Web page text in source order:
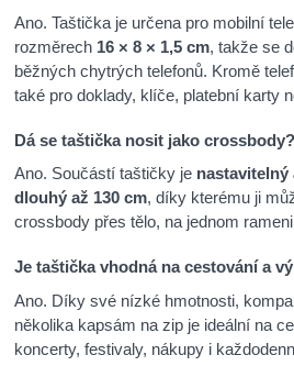
Ano. Taštička je určena pro mobilní
rozměrech 16 × 8 × 1,5 cm, takže se
běžných chytrých telefonů. Kromě
také pro doklady, klíče, platební karty
Dá se taštička nosit jako crossbody?
Ano. Součástí taštičky je nastavitelný
dlouhý až 130 cm, díky kterému ji
crossbody přes tělo, na jednom
Je taštička vhodná na cestování a
Ano. Díky své nízké hmotnosti,
několika kapsám na zip je ideální na
koncerty, festivaly, nákupy i